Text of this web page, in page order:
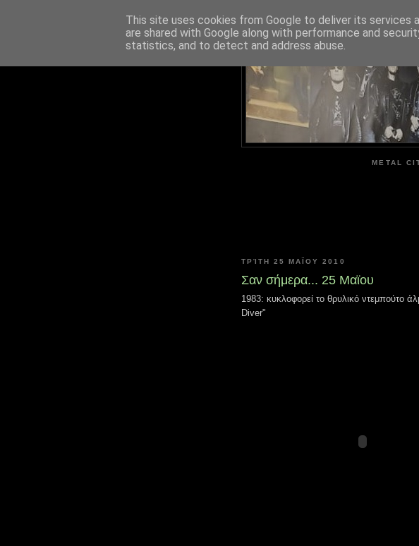
METAL
ΤΡΊΤΗ 25 ΜΑΪ́ΟΥ 2010
Σαν σήμερα... 25 Μαϊου
1983: κυκλοφορεί το θρυλικό ντεμπούτο
Diver"
This site uses cookies from Google to deliver its services
are shared with Google along with performance and
statistics, and to detect and address abuse.